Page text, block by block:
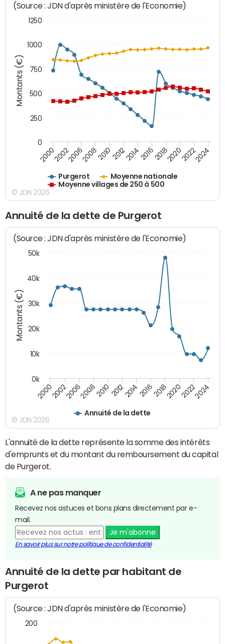
Montants (€)
(Source : JDN d'après ministère de l'Economie)
Purgerot
Moyenne nationale
Moyenne villages de 250 à 500
200020022006200820102012201420162018202020222024
0
250
500
750
1000
1250
© JDN 2026
Annuité de la dette de Purgerot
Montants (€)
(Source : JDN d'après ministère de l'Economie)
Annuité de la dette
20002002200620082010 2012201420162018202020222024
0k
10k
20k
30k
40k
50k
© JDN 2026
L'annuité de la dette représente la somme des intérêts
d'emprunts et du montant du remboursement du capital
de Purgerot.
A ne pas manquer
Recevez nos astuces et bons plans directement par e-
mail.
Je m'abonne
En savoir plus sur notre politique de confidentialité
Annuité de la dette par habitant de
Purgerot
(Source : JDN d'après ministère de l'Economie)
200